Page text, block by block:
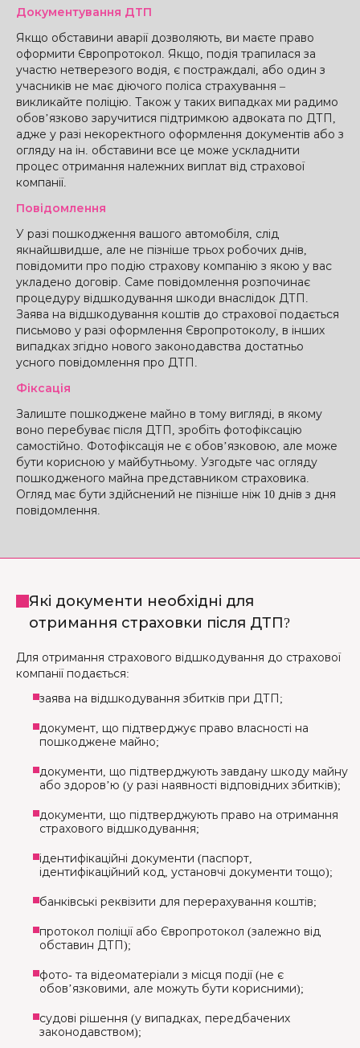
Документування ДТП
Якщо обставини аварії дозволяють, ви маєте право
оформити Європротокол. Якщо, подія трапилася за
участю нетверезого водія, є постраждалі, або один з
учасників не має діючого поліса страхування –
викликайте поліцію. Також у таких випадках ми радимо
обов’язково заручитися підтримкою адвоката по ДТП,
адже у разі некоректного оформлення документів або з
огляду на ін. обставини все це може ускладнити
процес отримання належних виплат від страхової
компанії.
Повідомлення
У разі пошкодження вашого автомобіля, слід
якнайшвидше, але не пізніше трьох робочих днів,
повідомити про подію страхову компанію з якою у вас
укладено договір. Саме повідомлення розпочинає
процедуру відшкодування шкоди внаслідок ДТП.
Заява на відшкодування коштів до страхової подається
письмово у разі оформлення Європротоколу, в інших
випадках згідно нового законодавства достатньо
усного повідомлення про ДТП.
Фіксація
Залиште пошкоджене майно в тому вигляді, в якому
воно перебуває після ДТП, зробіть фотофіксацію
самостійно. Фотофіксація не є обов’язковою, але може
бути корисною у майбутньому. Узгодьте час огляду
пошкодженого майна представником страховика.
Огляд має бути здійснений не пізніше ніж 10 днів з дня
повідомлення.
Які документи необхідні для
отримання страховки після ДТП?
Для отримання страхового відшкодування до страхової
компанії подається:
заява на відшкодування збитків при ДТП;
документ, що підтверджує право власності на
пошкоджене майно;
документи, що підтверджують завдану шкоду майну
або здоров’ю (у разі наявності відповідних збитків);
документи, що підтверджують право на отримання
страхового відшкодування;
ідентифікаційні документи (паспорт,
ідентифікаційний код, установчі документи тощо);
банківські реквізити для перерахування коштів;
протокол поліції або Європротокол (залежно від
обставин ДТП);
фото- та відеоматеріали з місця події (не є
обов’язковими, але можуть бути корисними);
судові рішення (у випадках, передбачених
законодавством);